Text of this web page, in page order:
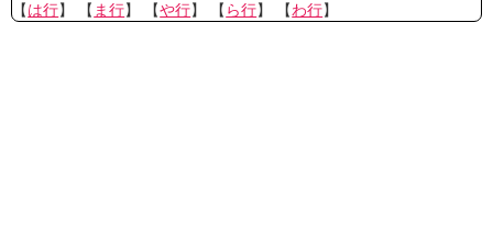
【は行】 【 ま行】 【や行】 【 ら行】 【わ行】